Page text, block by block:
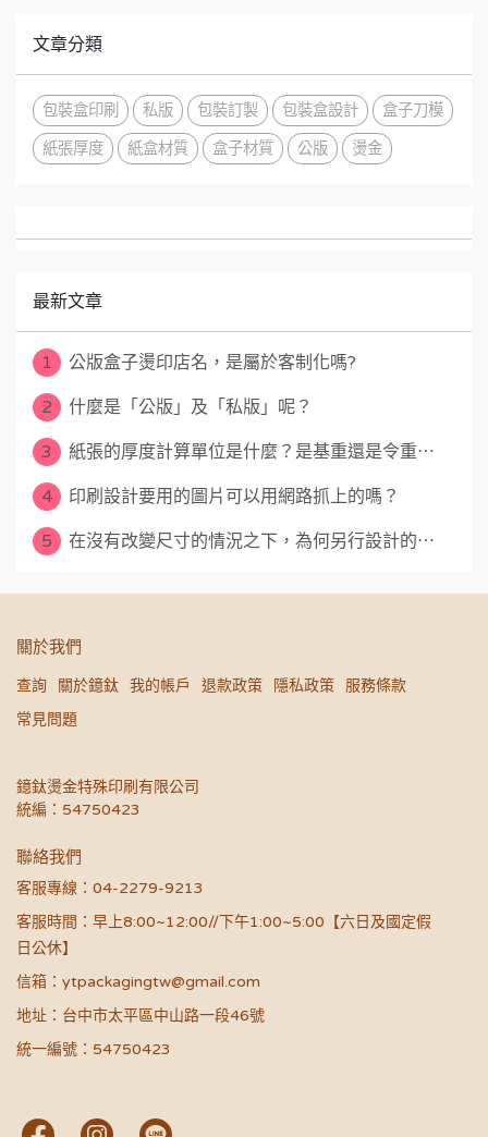
文章分類
包裝盒印刷 私版 包裝訂製 包裝盒設計 盒子刀模
紙張厚度 紙盒材質 盒子材質 公版 燙金
最新文章
1 公版盒子燙印店名，是屬於客制化嗎?
2 什麼是「公版」及「私版」呢？
3 紙張的厚度計算單位是什麼？是基重還是令重⋯
4 印刷設計要用的圖片可以用網路抓上的嗎？
5 在沒有改變尺寸的情況之下，為何另行設計的⋯
關於我們
查詢 關於鐿鈦 我的帳戶 退款政策 隱私政策
服務條款
常見問題
鐿鈦燙金特殊印刷有限公司
統編：54750423
聯絡我們
客服專線：04-2279-9213
客服時間：早上8:00~12:00//下午1:00~5:00【六日及國定假
日公休】
信箱：ytpackagingtw@gmail.com
地址：台中市太平區中山路一段46號
統一編號：54750423